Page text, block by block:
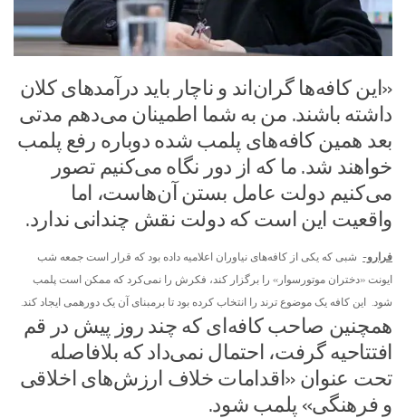
«این کافه‌ها گران‌اند و ناچار باید درآمدهای کلان
داشته باشند. من به شما اطمینان می‌دهم مدتی
بعد همین کافه‌های پلمب شده دوباره رفع پلمب
خواهند شد. ما که از دور نگاه می‌کنیم تصور
می‌کنیم دولت عامل بستن آن‌هاست، اما
واقعیت این است که دولت نقش چندانی ندارد.
فرارو- شبی که یکی از کافه‌های نیاوران اعلامیه داده بود که قرار است جمعه شب
ایونت «دختران موتورسوار» را برگزار کند، فکرش را نمی‌کرد که ممکن است پلمب
شود. این کافه یک موضوع ترند را انتخاب کرده بود تا برمبنای آن یک دورهمی ایجاد کند.
همچنین صاحب کافه‌ای که چند روز پیش در قم
افتتاحیه گرفت، احتمال نمی‌داد که بلافاصله
تحت عنوان «اقدامات خلاف ارزش‌های اخلاقی
و فرهنگی» پلمب شود.